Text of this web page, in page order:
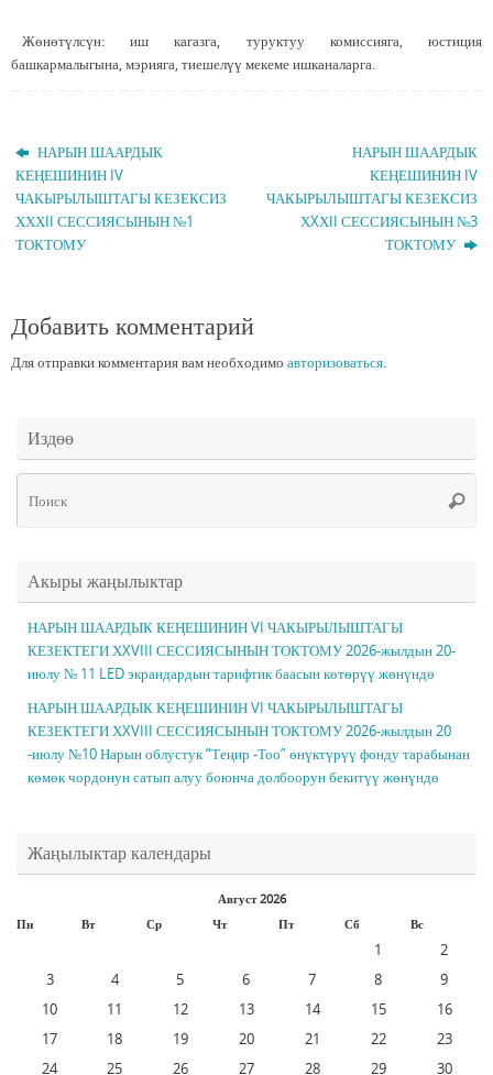
Жөнөтүлсүн: иш кагазга, туруктуу комиссияга, юстиция
башкармалыгына, мэрияга, тиешелүү мекеме ишканаларга.
НАРЫН ШААРДЫК
КЕҢЕШИНИН IV
ЧАКЫРЫЛЫШТАГЫ КЕЗЕКСИЗ
ХХХII СЕССИЯСЫНЫН №1
ТОКТОМУ
НАРЫН ШААРДЫК
КЕҢЕШИНИН IV
ЧАКЫРЫЛЫШТАГЫ КЕЗЕКСИЗ
ХXХII СЕССИЯСЫНЫН №3
ТОКТОМУ
Добавить комментарий
Для отправки комментария вам необходимо авторизоваться.
Издөө
Поиск
Акыры жаңылыктар
НАРЫН ШААРДЫК КЕҢЕШИНИН VI ЧАКЫРЫЛЫШТАГЫ
КЕЗЕКТЕГИ ХXVIII СЕССИЯСЫНЫН ТОКТОМУ 2026-жылдын 20-
июлу № 11 LED экрандардын тарифтик баасын көтөрүү жөнүндө
НАРЫН ШААРДЫК КЕҢЕШИНИН VI ЧАКЫРЫЛЫШТАГЫ
КЕЗЕКТЕГИ ХXVIII СЕССИЯСЫНЫН ТОКТОМУ 2026-жылдын 20
-июлу №10 Нарын облустук “Теңир -Тоо” өнүктүрүү фонду тарабынан
көмөк чордонун сатып алуу боюнча долбоорун бекитүү жөнүндө
Жаңылыктар календары
Август 2026
Пн
Вт Ср Чт Пт Сб Вс
1
2
3
4 5 6 7 8
9
10
11 12 13 14 15
16
17
18 19 20 21 22
23
24
25 26 27 28 29 30